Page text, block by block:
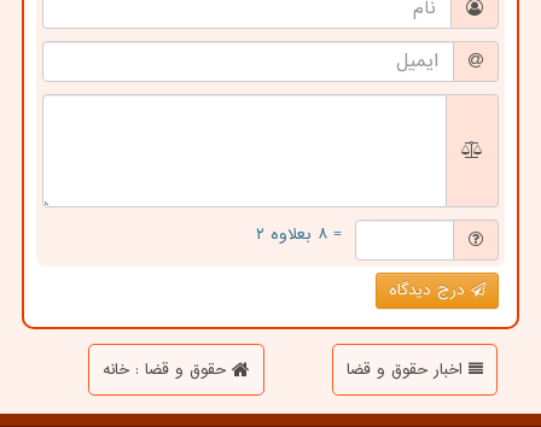
= ۸ بعلاوه ۲
درج دیدگاه
اخبار حقوق و قضا حقوق و قضا : خانه